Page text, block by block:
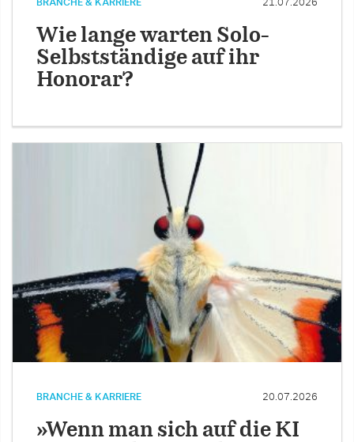
BRANCHE & KARRIERE 21.07.2026
Wie lange warten Solo-
Selbstständige auf ihr
Honorar?
BRANCHE & KARRIERE 20.07.2026
»Wenn man sich auf die KI